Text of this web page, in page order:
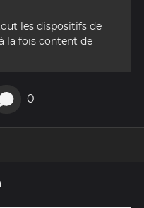
les dispositifs de
la fois content de
0